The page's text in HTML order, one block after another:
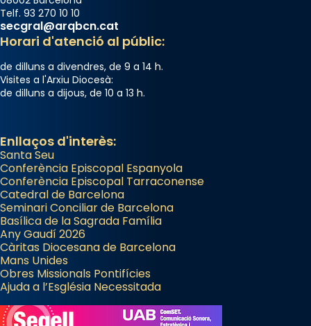
Telf. 93 270 10 10
secgral@arqbcn.cat
Horari d'atenció al públic:
de dilluns a divendres, de 9 a 14 h.
Visites a l'Arxiu Diocesà:
de dilluns a dijous, de 10 a 13 h.
Enllaços d'interès:
Santa Seu
Conferència Episcopal Espanyola
Conferència Episcopal Tarraconense
Catedral de Barcelona
Seminari Conciliar de Barcelona
Basílica de la Sagrada Família
Any Gaudí 2026
Càritas Diocesana de Barcelona
Mans Unides
Obres Missionals Pontifícies
Ajuda a l’Església Necessitada